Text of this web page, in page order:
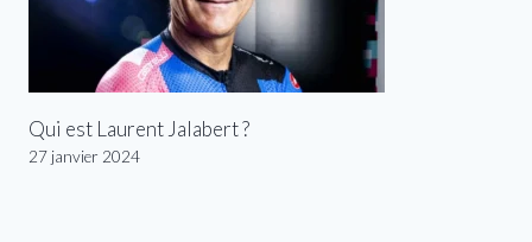
Qui est Laurent Jalabert ?
27 janvier 2024